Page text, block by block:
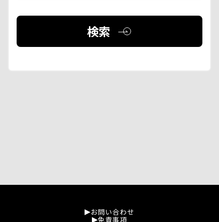
検索
お問い合わせ
免責事項